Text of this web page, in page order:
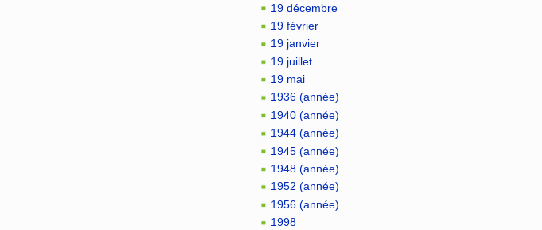
19 décembre
19 février
19 janvier
19 juillet
19 mai
1936 (année)
1940 (année)
1944 (année)
1945 (année)
1948 (année)
1952 (année)
1956 (année)
1998